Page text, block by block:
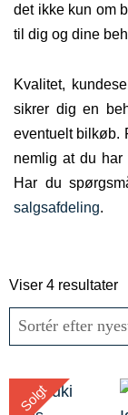
det ikke kun om
til dig og dine
Kvalitet,
sikrer dig en
eventuelt bilkøb.
nemlig at du
Har du
salgsafdeling.
Viser 4 resultater
Solgt